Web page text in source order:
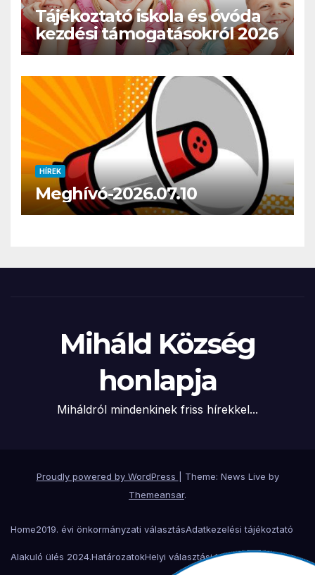
Tájékoztató iskola és óvóda
kezdési támogatásokról 2026
HÍREK
Meghívó-2026.07.10
Miháld Község
honlapja
Miháldról mindenkinek friss hírekkel...
Proudly powered by WordPress
Theme: News Live by
Themeansar.
Home2019. évi önkormányzati választásAdatkezelési tájékoztató
Alakuló ülés 2024.HatározatokHelyi választási bizottság